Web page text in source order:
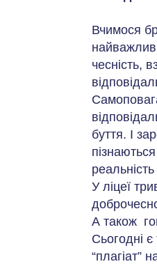
Вчимося
чесність,
буття. І
У ліцеї
А також
Сьогодні
“плагіат”